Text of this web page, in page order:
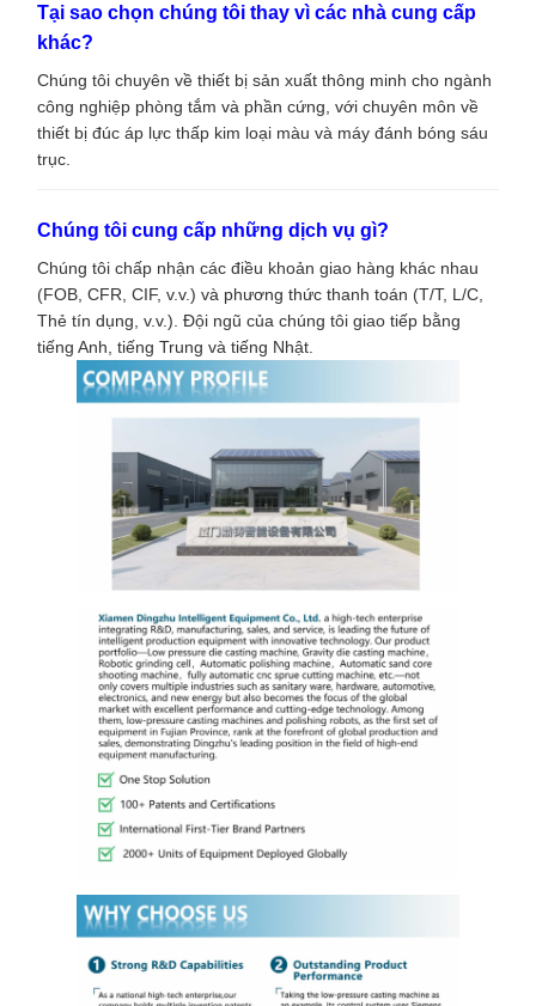
Tại sao chọn chúng tôi thay vì các nhà cung cấp
khác?
Chúng tôi chuyên về thiết bị sản xuất thông minh cho ngành
công nghiệp phòng tắm và phần cứng, với chuyên môn về
thiết bị đúc áp lực thấp kim loại màu và máy đánh bóng sáu
trục.
Chúng tôi cung cấp những dịch vụ gì?
Chúng tôi chấp nhận các điều khoản giao hàng khác nhau
(FOB, CFR, CIF, v.v.) và phương thức thanh toán (T/T, L/C,
Thẻ tín dụng, v.v.). Đội ngũ của chúng tôi giao tiếp bằng
tiếng Anh, tiếng Trung và tiếng Nhật.